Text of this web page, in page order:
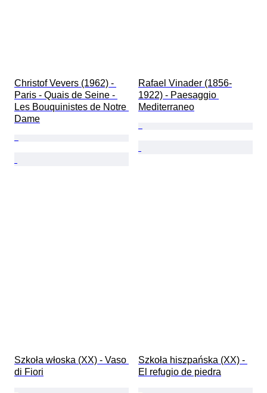
Christof Vevers (1962) -
Paris - Quais de Seine -
Les Bouquinistes de Notre
Dame
Rafael Vinader (1856-
1922) - Paesaggio
Mediterraneo
Szkoła włoska (XX) - Vaso
di Fiori
Szkoła hiszpańska (XX) -
El refugio de piedra